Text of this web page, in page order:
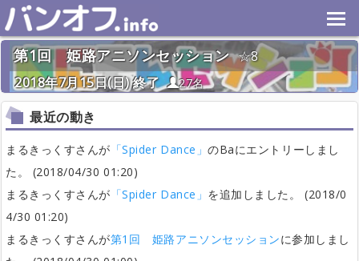
第1回 姫路アニソンセッション
8
2018年7月15日(日) 終了
27名
最近の動き
まるきっくすさんが 「Spider Dance」のBaにエントリーしまし
た。 (2018/04/30 01:20)
まるきっくすさんが 「Spider Dance」 を追加しました。 (2018/0
4/30 01:20)
まるきっくすさんが第1回 姫路アニソンセッションに参加しまし